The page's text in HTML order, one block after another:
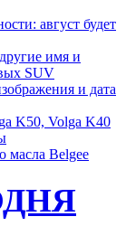
август будет
имя и
SUV
и дата
K50, Volga K40
масла Belgee